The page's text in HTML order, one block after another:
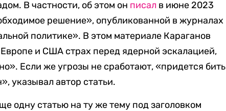
В частности, об этом он писал в июне 2023
решение», опубликованной в журналах
политике». В этом материале Караганов
и США страх перед ядерной эскалацией,
Если же угрозы не сработают, «придется бить
указывал автор статьи.
одну статью на ту же тему под заголовком